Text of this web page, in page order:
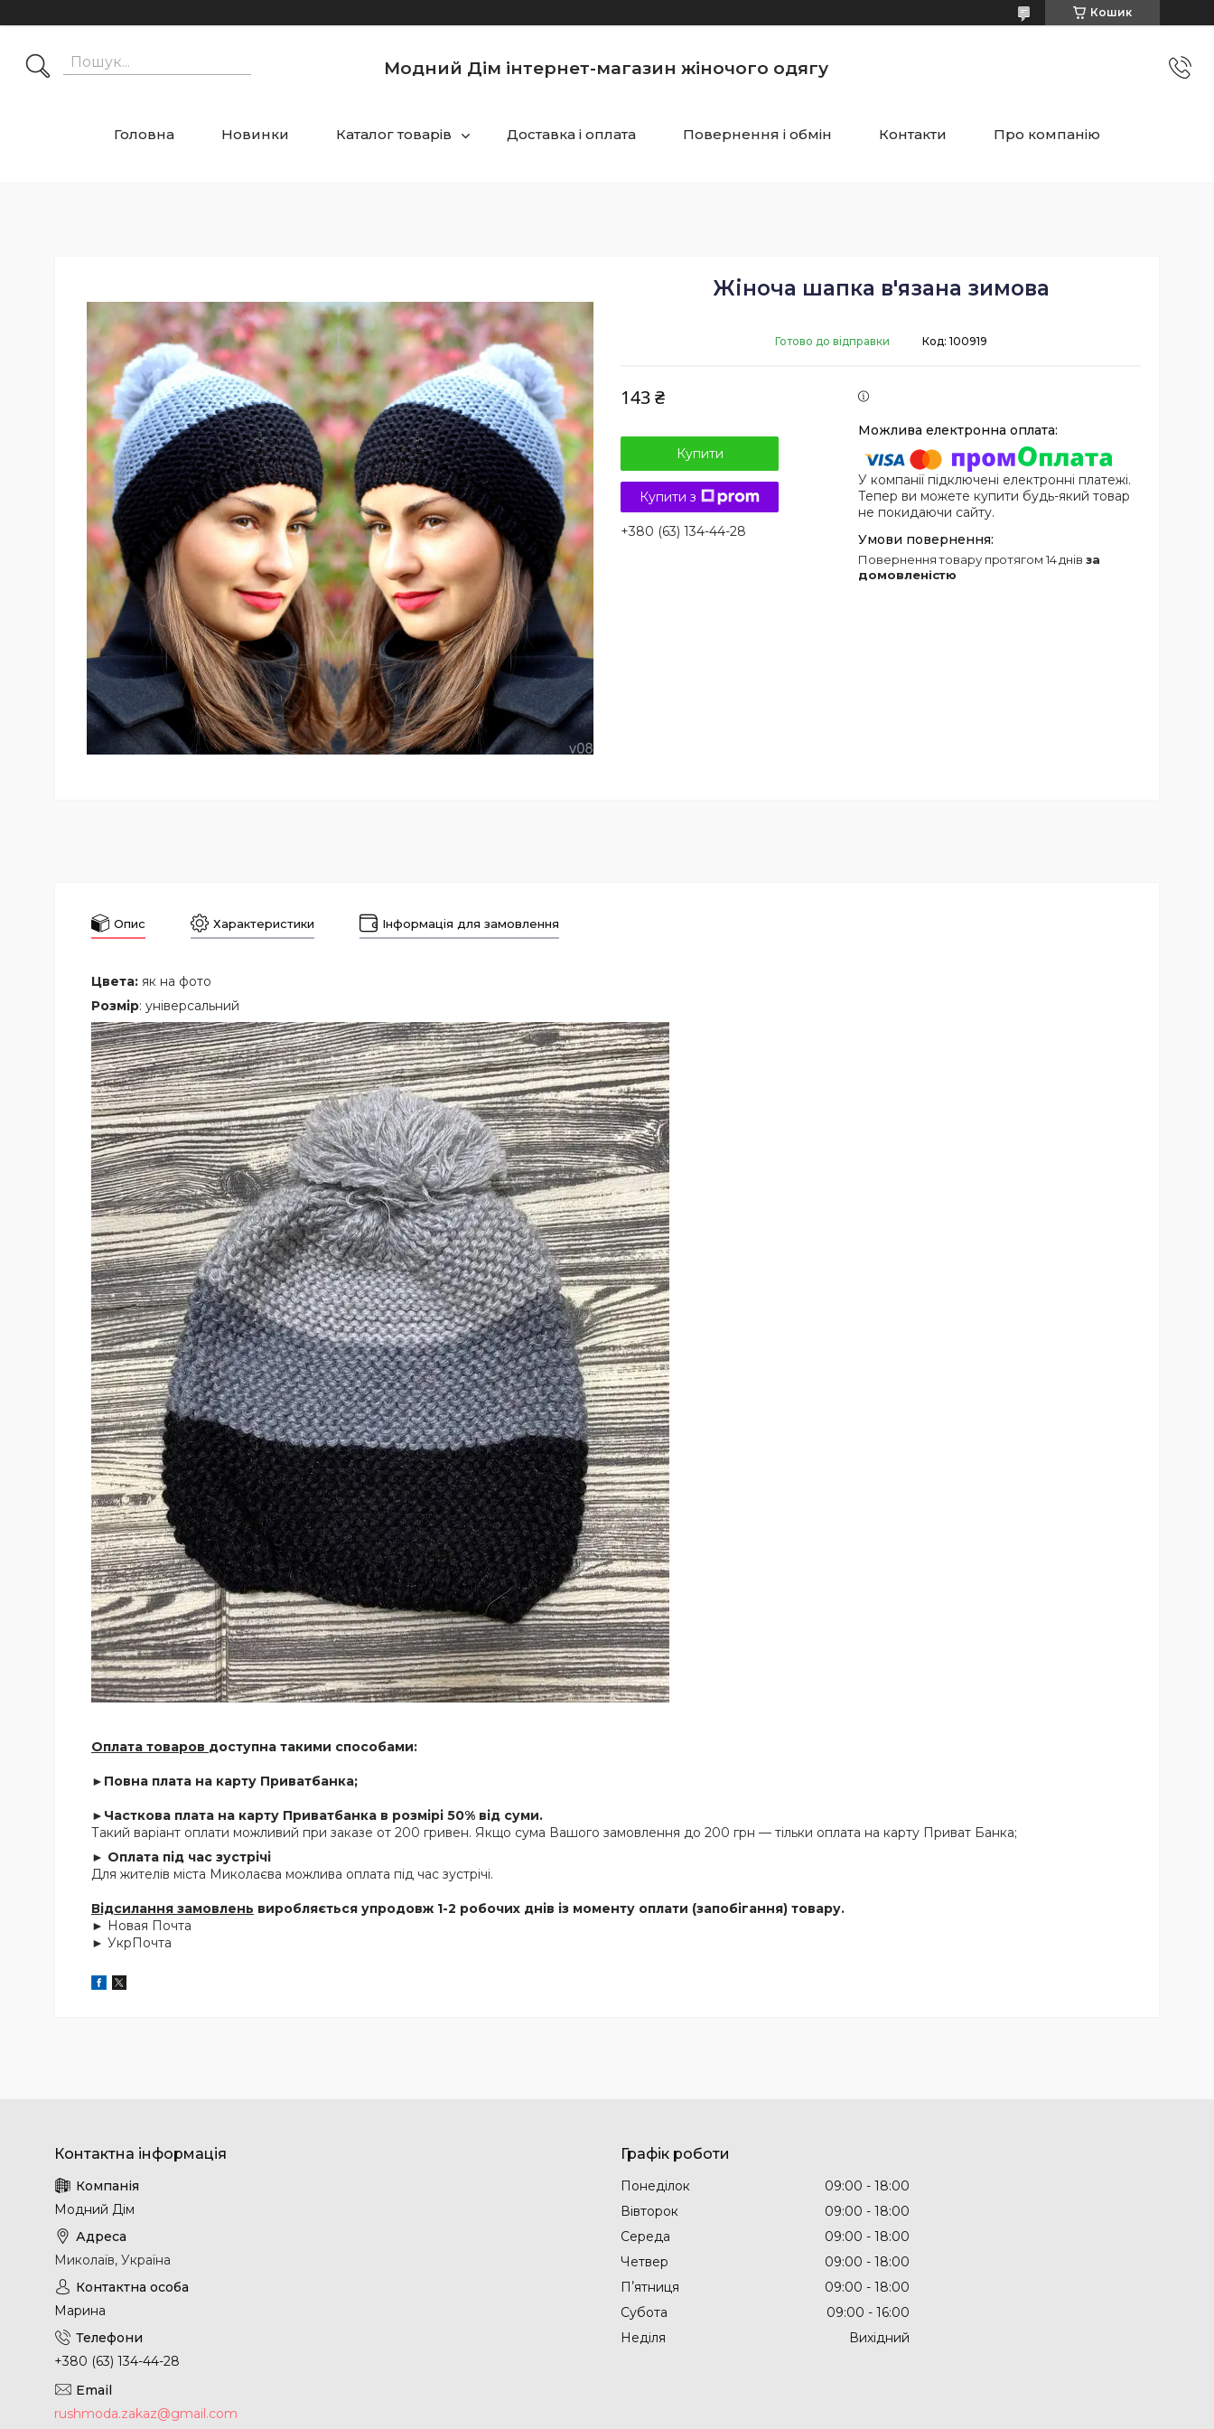
Кошик
Модний Дім інтернет-магазин жіночого одягу
Головна Новинки Каталог товарів Доставка і оплата Повернення і обмін Контакти Про компанію
Жіноча шапка в'язана зимова
Готово до відправки Код: 100919
143 ₴
Купити
Купити з
+380 (63) 134-44-28
У компанії підключені електронні платежі.
Тепер ви можете купити будь-який товар
не покидаючи сайту.
повернення товару протягом 14 днів за
домовленістю
Опис Характеристики Інформація для замовлення
Цвета: як на фото
Розмір: універсальний
Оплата товаров доступна такими способами:
►Повна плата на карту Приватбанка;
►Часткова плата на карту Приватбанка в розмірі 50% від суми.
Такий варіант оплати можливий при заказе от 200 гривен. Якщо сума Вашого замовлення до 200 грн — тільки оплата на карту Приват Банка;
► Оплата під час зустрічі
Для жителів міста Миколаєва можлива оплата під час зустрічі.
Відсилання замовлень виробляється упродовж 1-2 робочих днів із моменту оплати (запобігання) товару.
► Новая Почта
► УкрПочта
Модний Дім
Миколаїв, Україна
Марина
+380 (63) 134-44-28
rushmoda.zakaz@gmail.com
Графік роботи
Понеділок 09:00
18:00
Вівторок
09:00
18:00
Середа
09:00
18:00
Четвер
09:00
18:00
Пʼятниця
09:00
18:00
Субота
09:00
16:00
Неділя
Вихідний